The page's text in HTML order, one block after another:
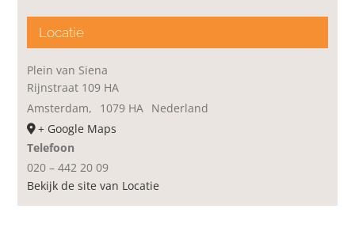
Locatie
Plein van Siena
Rijnstraat 109 HA
Amsterdam, 1079 HA Nederland
+ Google Maps
Telefoon
020 – 442 20 09
Bekijk de site van Locatie